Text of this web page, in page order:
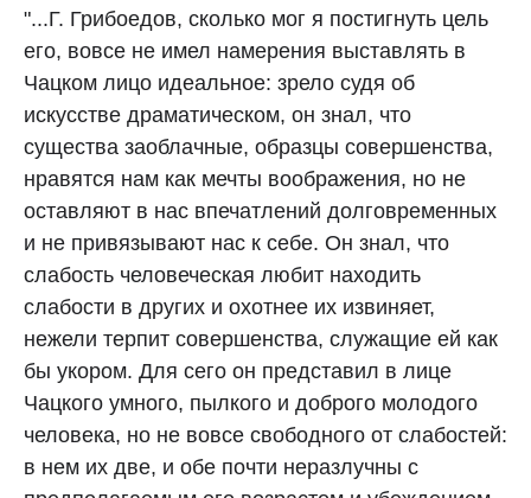
"...Г. Грибоедов, сколько мог я постигнуть цель
его, вовсе не имел намерения выставлять в
Чацком лицо идеальное: зрело судя об
искусстве драматическом, он знал, что
существа заоблачные, образцы совершенства,
нравятся нам как мечты воображения, но не
оставляют в нас впечатлений долговременных
и не привязывают нас к себе. Он знал, что
слабость человеческая любит находить
слабости в других и охотнее их извиняет,
нежели терпит совершенства, служащие ей как
бы укором. Для сего он представил в лице
Чацкого умного, пылкого и доброго молодого
человека, но не вовсе свободного от слабостей:
в нем их две, и обе почти неразлучны с